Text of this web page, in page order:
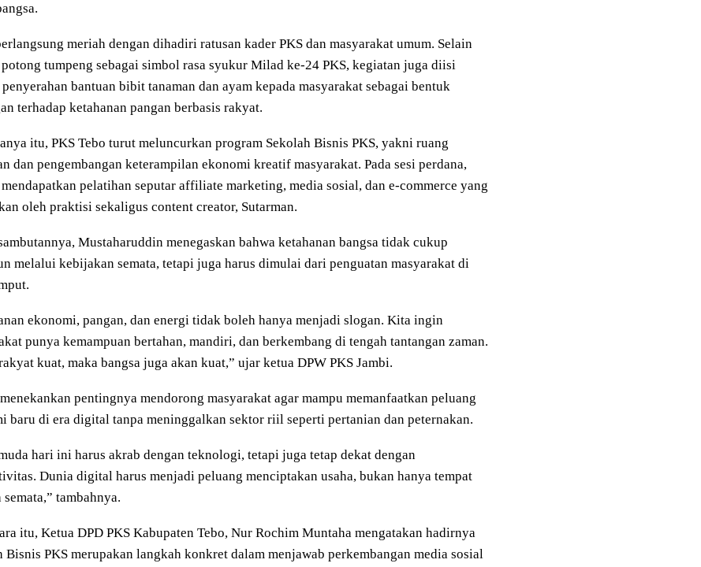
meriah dengan dihadiri ratusan kader PKS dan masyarakat umum. Selain
tumpeng sebagai simbol rasa syukur Milad ke-24 PKS, kegiatan juga diisi
bantuan bibit tanaman dan ayam kepada masyarakat sebagai bentuk
terhadap ketahanan pangan berbasis rakyat.
itu, PKS Tebo turut meluncurkan program Sekolah Bisnis PKS, yakni ruang
dan pengembangan keterampilan ekonomi kreatif masyarakat. Pada sesi perdana,
mendapatkan pelatihan seputar affiliate marketing, media sosial, dan e-commerce yang
oleh praktisi sekaligus content creator, Sutarman.
Mustaharuddin menegaskan bahwa ketahanan bangsa tidak cukup
melalui kebijakan semata, tetapi juga harus dimulai dari penguatan masyarakat di
ekonomi, pangan, dan energi tidak boleh hanya menjadi slogan. Kita ingin
punya kemampuan bertahan, mandiri, dan berkembang di tengah tantangan zaman.
kuat, maka bangsa juga akan kuat,” ujar ketua DPW PKS Jambi.
pentingnya mendorong masyarakat agar mampu memanfaatkan peluang
baru di era digital tanpa meninggalkan sektor riil seperti pertanian dan peternakan.
hari ini harus akrab dengan teknologi, tetapi juga tetap dekat dengan
Dunia digital harus menjadi peluang menciptakan usaha, bukan hanya tempat
tambahnya.
itu, Ketua DPD PKS Kabupaten Tebo, Nur Rochim Muntaha mengatakan hadirnya
Bisnis PKS merupakan langkah konkret dalam menjawab perkembangan media sosial